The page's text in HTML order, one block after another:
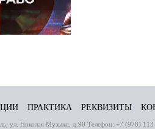
ПРАКТИКА РЕКВИЗИТЫ
ул. Николая Музыки, д.90 Телефон: +7 (978)